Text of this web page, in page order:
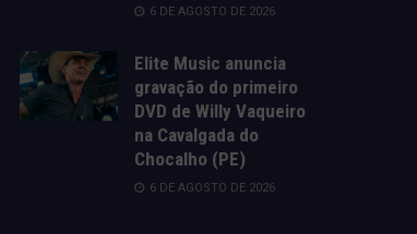
6 DE AGOSTO DE 2026
Elite Music anuncia
gravação do primeiro
DVD de Willy Vaqueiro
na Cavalgada do
Chocalho (PE)
6 DE AGOSTO DE 2026